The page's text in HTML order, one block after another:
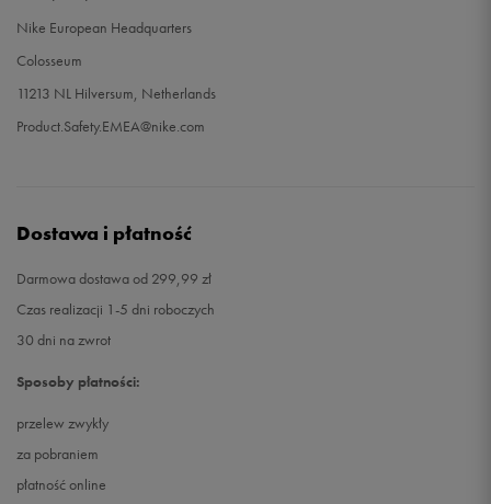
Nike European Headquarters
Colosseum
11213 NL Hilversum, Netherlands
Product.Safety.EMEA@nike.com
Dostawa i płatność
Darmowa dostawa od 299,99 zł
Czas realizacji 1-5 dni roboczych
30 dni na zwrot
Sposoby płatności:
przelew zwykły
za pobraniem
płatność online